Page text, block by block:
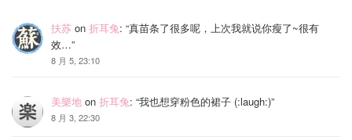
扶苏 on 折耳兔: “真苗条了很多呢，上次我就说你瘦了~很有
效…”
8 月 5, 23:10
美樂地 on 折耳兔: “我也想穿粉色的裙子 (:laugh:)”
8 月 3, 22:30